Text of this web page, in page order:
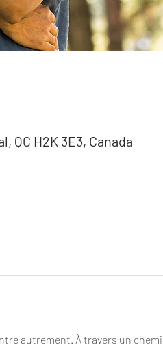
QC H2K 3E3, Canada
autrement. À travers un